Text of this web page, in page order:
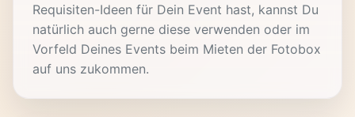
Requisiten-Ideen für Dein Event hast, kannst Du
natürlich auch gerne diese verwenden oder im
Vorfeld Deines Events beim Mieten der Fotobox
auf uns zukommen.